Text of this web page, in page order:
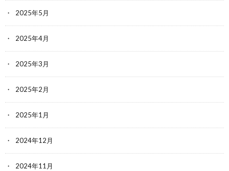
2025年5月
2025年4月
2025年3月
2025年2月
2025年1月
2024年12月
2024年11月